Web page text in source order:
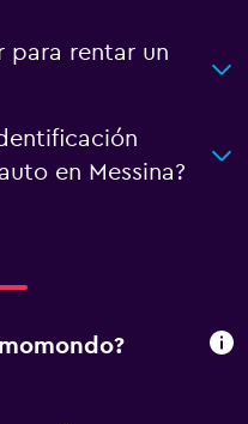
para rentar un
en Messina?